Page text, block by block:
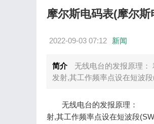
摩尔斯电码表(摩尔
2022-09-03 07:12 新闻
简介
无线电台的发报原理：
发射,其工作频率点设在短波
无线电台的发报原理： 利用
射,其工作频率点设在短波段